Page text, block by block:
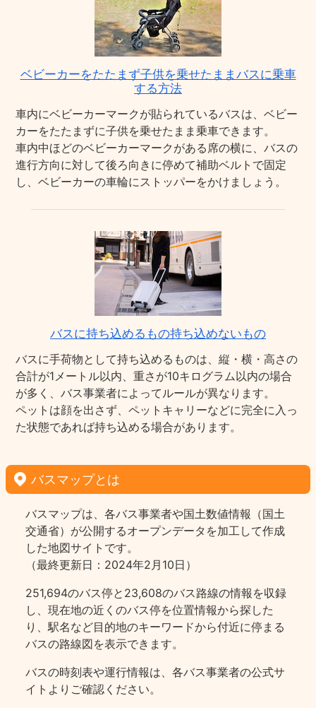
ベビーカーをたたまず子供を乗せたままバスに乗車
する方法
車内にベビーカーマークが貼られているバスは、ベビー
カーをたたまずに子供を乗せたまま乗車できます。
車内中ほどのベビーカーマークがある席の横に、バスの
進行方向に対して後ろ向きに停めて補助ベルトで固定
し、ベビーカーの車輪にストッパーをかけましょう。
バスに持ち込めるもの持ち込めないもの
バスに手荷物として持ち込めるものは、縦・横・高さの
合計が1メートル以内、重さが10キログラム以内の場合
が多く、バス事業者によってルールが異なります。
ペットは顔を出さず、ペットキャリーなどに完全に入っ
た状態であれば持ち込める場合があります。
バスマップとは
バスマップは、各バス事業者や国土数値情報（国土
交通省）が公開するオープンデータを加工して作成
した地図サイトです。
（最終更新日：2024年2月10日）
251,694のバス停と23,608のバス路線の情報を収録
し、現在地の近くのバス停を位置情報から探した
り、駅名など目的地のキーワードから付近に停まる
バスの路線図を表示できます。
バスの時刻表や運行情報は、各バス事業者の公式サ
イトよりご確認ください。